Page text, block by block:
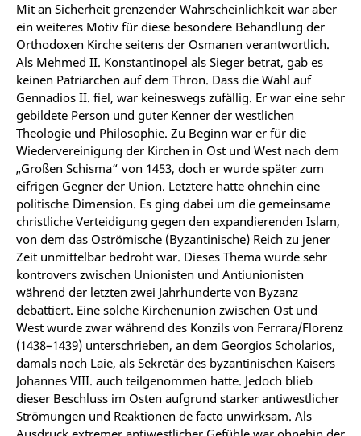
Mit an Sicherheit grenzender Wahrscheinlichkeit war aber
ein weiteres Motiv für diese besondere Behandlung der
Orthodoxen Kirche seitens der Osmanen verantwortlich.
Als Mehmed II. Konstantinopel als Sieger betrat, gab es
keinen Patriarchen auf dem Thron. Dass die Wahl auf
Gennadios II. fiel, war keineswegs zufällig. Er war eine sehr
gebildete Person und guter Kenner der westlichen
Theologie und Philosophie. Zu Beginn war er für die
Wiedervereinigung der Kirchen in Ost und West nach dem
„Großen Schisma“ von 1453, doch er wurde später zum
eifrigen Gegner der Union. Letztere hatte ohnehin eine
politische Dimension. Es ging dabei um die gemeinsame
christliche Verteidigung gegen den expandierenden Islam,
von dem das Oströmische (Byzantinische) Reich zu jener
Zeit unmittelbar bedroht war. Dieses Thema wurde sehr
kontrovers zwischen Unionisten und Antiunionisten
während der letzten zwei Jahrhunderte von Byzanz
debattiert. Eine solche Kirchenunion zwischen Ost und
West wurde zwar während des Konzils von Ferrara/Florenz
(1438–1439) unterschrieben, an dem Georgios Scholarios,
damals noch Laie, als Sekretär des byzantinischen Kaisers
Johannes VIII. auch teilgenommen hatte. Jedoch blieb
dieser Beschluss im Osten aufgrund starker antiwestlicher
Strömungen und Reaktionen de facto unwirksam. Als